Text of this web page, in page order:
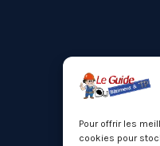
Pour offrir les
cookies pour